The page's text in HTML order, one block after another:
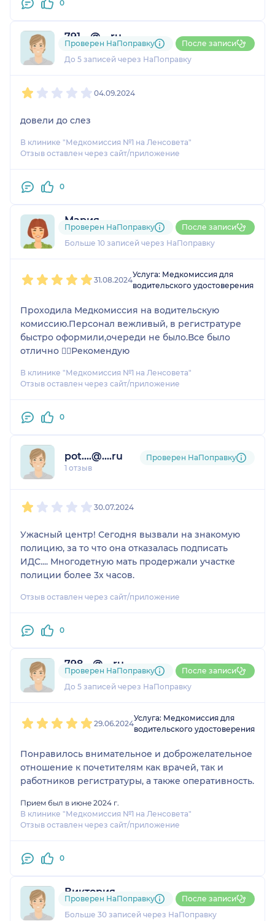
0
791....@....ru
1 отзыв
До 5 записей через НаПоправку
Проверен НаПоправку После записи
04.09.2024
довели до слез
В клинике "Медкомиссия №1 на Ленсовета"
Отзыв оставлен через сайт/приложение
0
Мария
2 отзываи 2 оценки
Больше 10 записей через НаПоправку
Проверен НаПоправку После записи
31.08.2024
Услуга: Медкомиссия для
водительского удостоверения
Проходила Медкомиссия на водительскую
комиссию.Персонал вежливый, в регистратуре
быстро оформили,очереди не было.Все было
отлично ✌🏼Рекомендую
В клинике "Медкомиссия №1 на Ленсовета"
Отзыв оставлен через сайт/приложение
0
pot....@....ru
1 отзыв
Проверен НаПоправку
30.07.2024
Ужасный центр! Сегодня вызвали на знакомую
полицию, за то что она отказалась подписать
ИДС.... Многодетную мать продержали участке
полиции более 3х часов.
Отзыв оставлен через сайт/приложение
0
798....@....ru
1 отзыв
До 5 записей через НаПоправку
Проверен НаПоправку После записи
29.06.2024
Услуга: Медкомиссия для
водительского удостоверения
Понравилось внимательное и доброжелательное
отношение к почетителям как врачей, так и
работников регистратуры, а также оперативность.
Прием был в июне 2024 г.
В клинике "Медкомиссия №1 на Ленсовета"
Отзыв оставлен через сайт/приложение
0
Виктория
3 отзыва
Больше 30 записей через НаПоправку
Проверен НаПоправку После записи